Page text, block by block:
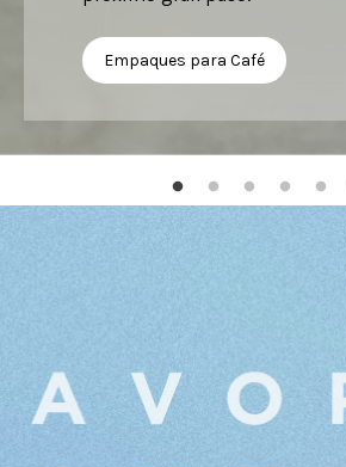
Empaques para Café